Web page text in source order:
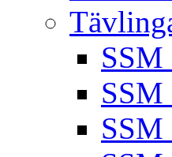
SSM
SSM
SSM